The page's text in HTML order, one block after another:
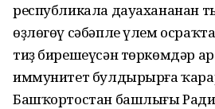
республикала дауахананан
өҙлөгөү сәбәпле үлем
тиҙ бирешеүсән төркөмдәр
иммунитет булдырырға
Башҡортостан башлығы